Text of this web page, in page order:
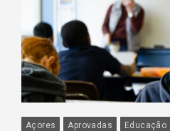
Açores Aprovadas Educação